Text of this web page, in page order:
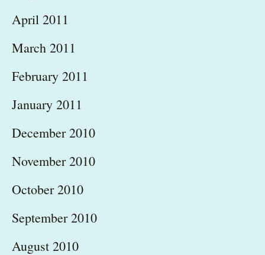
April 2011
March 2011
February 2011
January 2011
December 2010
November 2010
October 2010
September 2010
August 2010